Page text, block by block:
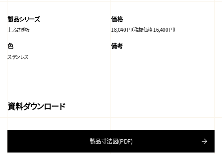
製品シリーズ
上ふさぎ板
価格
18,040 円（税抜価格 16,400 円）
色
ステンレス
備考
資料ダウンロード
製品寸法図(PDF)